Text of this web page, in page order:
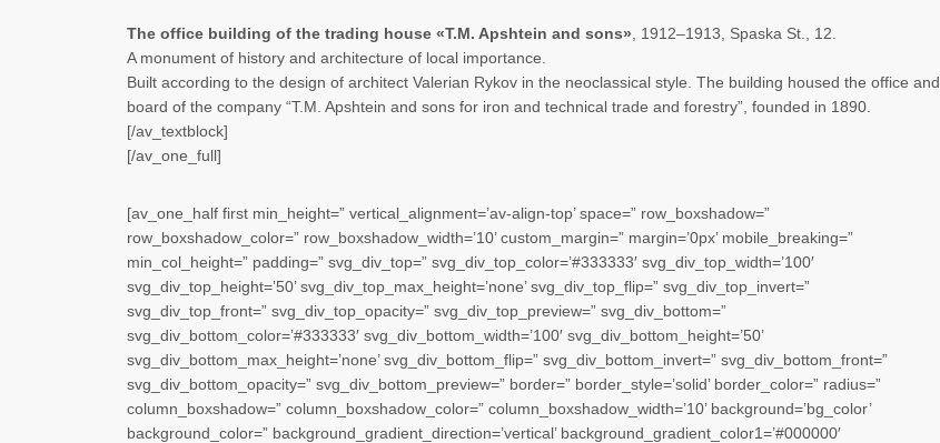
The office building of the trading house «T.M. Apshtein and sons» , 1912–1913, Spaska St., 12.
A monument of history and architecture of local importance.
Built according to the design of architect Valerian Rykov in the neoclassical style. The building housed the office and
board of the company “T.M. Apshtein and sons for iron and technical trade and forestry”, founded in 1890.
[/av_textblock]
[/av_one_full]
[av_one_half first min_height=” vertical_alignment=’av-align-top’ space=” row_boxshadow=”
row_boxshadow_color=” row_boxshadow_width=’10’ custom_margin=” margin=’0px’ mobile_breaking=”
min_col_height=” padding=” svg_div_top=” svg_div_top_color=’#333333′ svg_div_top_width=’100′
svg_div_top_height=’50’ svg_div_top_max_height=’none’ svg_div_top_flip=” svg_div_top_invert=”
svg_div_top_front=” svg_div_top_opacity=” svg_div_top_preview=” svg_div_bottom=”
svg_div_bottom_color=’#333333′ svg_div_bottom_width=’100′ svg_div_bottom_height=’50’
svg_div_bottom_max_height=’none’ svg_div_bottom_flip=” svg_div_bottom_invert=” svg_div_bottom_front=”
svg_div_bottom_opacity=” svg_div_bottom_preview=” border=” border_style=’solid’ border_color=” radius=”
column_boxshadow=” column_boxshadow_color=” column_boxshadow_width=’10’ background=’bg_color’
background_color=” background_gradient_direction=’vertical’ background_gradient_color1=’#000000′